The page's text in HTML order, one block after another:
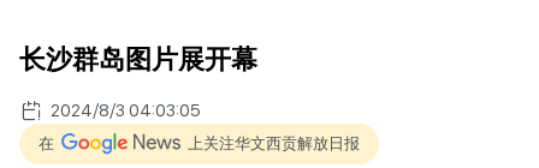
长沙群岛图片展开幕
2024/8/3 04:03:05
在 上关注华文西贡解放日报